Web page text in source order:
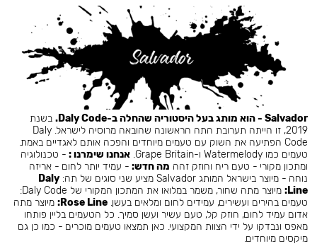
Salvador - הוא מותג בעל היסטוריה שהחלה ב-Daly Code.
בשנת
2019, זו הייתה תערובת התה הראשונה שהובאה מרוסיה לישראל. Daly
Code הפתיעה את השוק עם טעמים מיוחדים והפכה אותם לאגדיים באמת.
טעמים כמו Watermelody ו-Grape Britain.
אנחנו שימרנו : - טכנולוגיה
ומתכון מקורי - טעם ריח וחוזק זהה מה חדש: - עמיד יותר לחום - אריזה
נוחה - מיוצר בישראל המותג Salvador מציע שני סוגים של תה:
Daly
Line:
מיוצר מתה שחור, משמר במלואו את המתכון המקורי של Daly Code:
טעמים בהירים ועשירים, עמידים לחום ומלאים בעשן.Rose Line: מיוצר מתה
אדום עמיד לחום, חוזק קל, טעם עשיר ועשן סמיך. כל הטעמים בליין פותחו
מאפס ונבדקו על ידי הצוות המקצועי. כאן תמצאו טעמים מוכרים - כמו כן גם
מיקסים מיוחדים.